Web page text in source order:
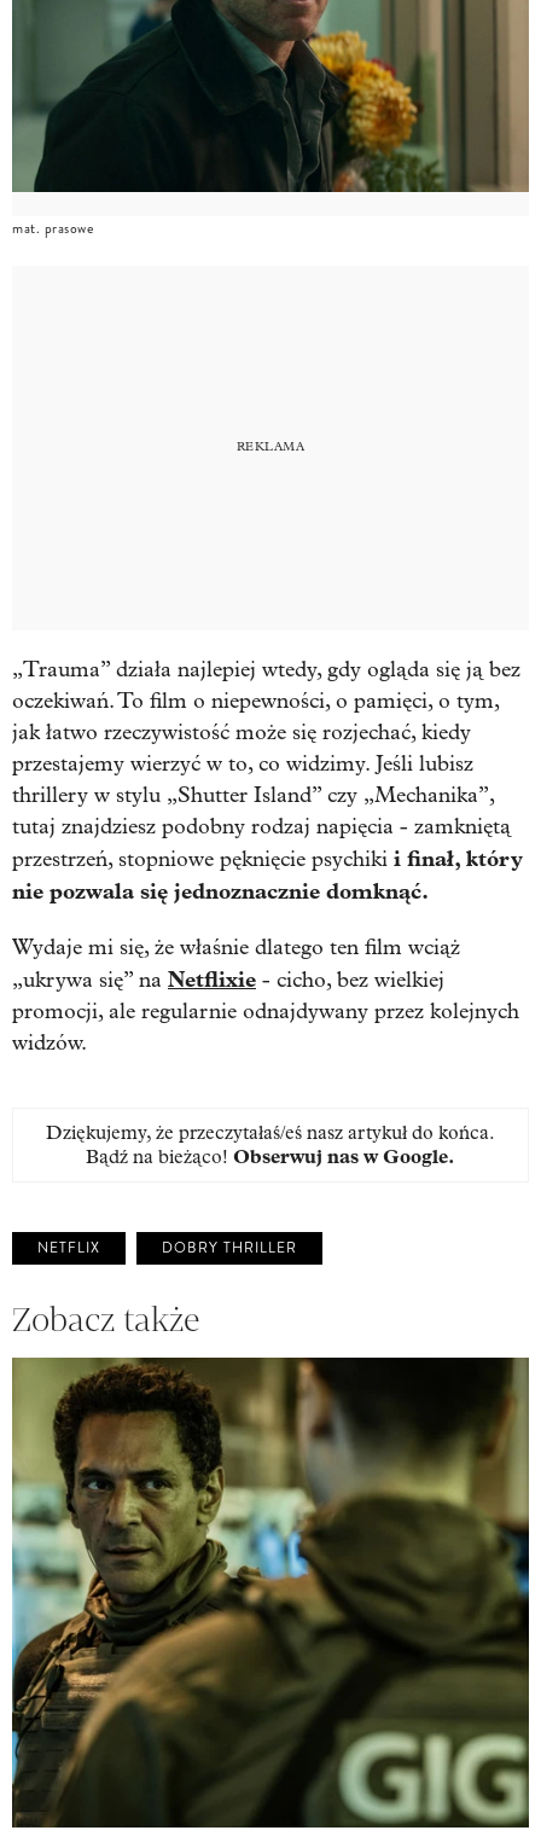
mat. prasowe
„Trauma” działa najlepiej wtedy, gdy ogląda się ją bez
oczekiwań. To film o niepewności, o pamięci, o tym,
jak łatwo rzeczywistość może się rozjechać, kiedy
przestajemy wierzyć w to, co widzimy. Jeśli lubisz
thrillery w stylu „Shutter Island” czy „Mechanika”,
tutaj znajdziesz podobny rodzaj napięcia - zamkniętą
przestrzeń, stopniowe pęknięcie psychiki i finał, który
nie pozwala się jednoznacznie domknąć.
Wydaje mi się, że właśnie dlatego ten film wciąż
„ukrywa się” na Netflixie - cicho, bez wielkiej
promocji, ale regularnie odnajdywany przez kolejnych
widzów.
Dziękujemy, że przeczytałaś/eś nasz artykuł do końca.
Bądź na bieżąco! Obserwuj nas w Google.
NETFLIX DOBRY THRILLER
Zobacz także